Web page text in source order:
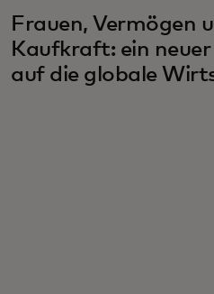
Frauen, Vermögen
Kaufkraft: ein neuer
auf die globale
wird in einer neuen